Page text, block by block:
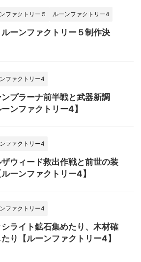
ファクトリー５ ルーンファクトリー4
ーンファクトリー５制作決
ファクトリー4
プラーナ前半戦と武器新調
ーンファクトリー4】
ファクトリー4
ザウィード救出作戦と前世の装
ーンファクトリー4】
ファクトリー4
シライト鉱石集めたり、木材確
り【ルーンファクトリー4】